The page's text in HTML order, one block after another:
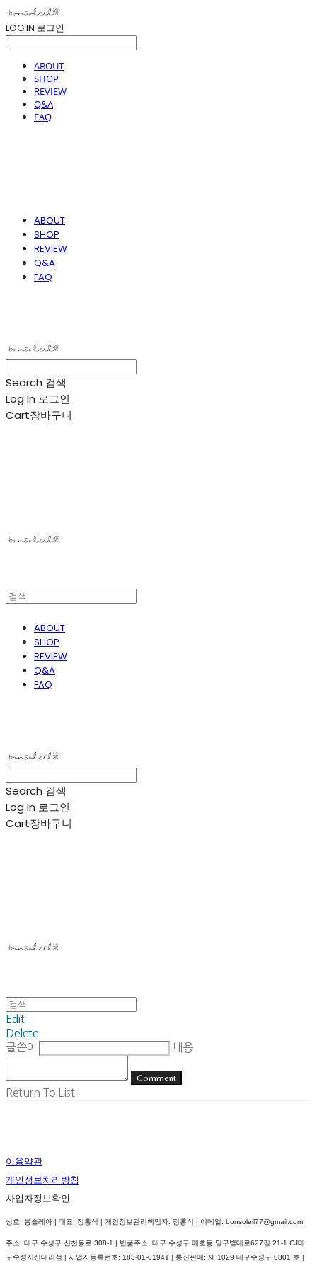
LOG IN 로그인
ABOUT
SHOP
REVIEW
Q&A
FAQ
ABOUT
SHOP
REVIEW
Q&A
FAQ
Search 검색
Log In 로그인
Cart장바구니
ABOUT
SHOP
REVIEW
Q&A
FAQ
Search 검색
Log In 로그인
Cart장바구니
Edit
Delete
글쓴이
내용
Comment
Return To List
이용약관
개인정보처리방침
사업자정보확인
상호: 봉솔레아 | 대표: 정홍식 | 개인정보관리책임자: 정홍식 | 이메일: bonsoleil77@gmail.com
주소: 대구 수성구 신천동로 308-1 | 반품주소: 대구 수성구 매호동 달구벌대로627길 21-1 CJ대
구수성지산대리점 | 사업자등록번호: 183-01-01941 | 통신판매: 제 1029 대구수성구 0801 호 |